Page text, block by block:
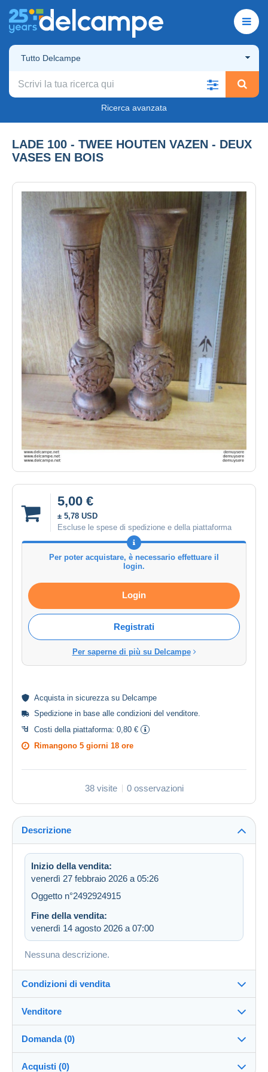
Tutto Delcampe
Ricerca avanzata
LADE 100 - TWEE HOUTEN VAZEN - DEUX
VASES EN BOIS
5,00 €
± 5,78 USD
Escluse le spese di spedizione e della piattaforma
Per poter acquistare, è necessario effettuare il
login.
Login
Registrati
Per saperne di più su Delcampe
Acquista in sicurezzasu Delcampe
Spedizione in base alle condizioni del venditore.
Costi della piattaforma: 0,80 €
Rimangono 5 giorni 18 ore
38 visite 0 osservazioni
Descrizione
Inizio della vendita:
venerdì 27 febbraio 2026 a 05:26
Oggetto n°2492924915
Fine della vendita:
venerdì 14 agosto 2026 a 07:00
Nessuna descrizione.
Condizioni di vendita
Destinazione:
Vedi l'elenco dei paesi
Invio:
Invio dopo il pagamento
Venditore
demuysere100%(42376x)
Domanda (0)
Acquisti (0)